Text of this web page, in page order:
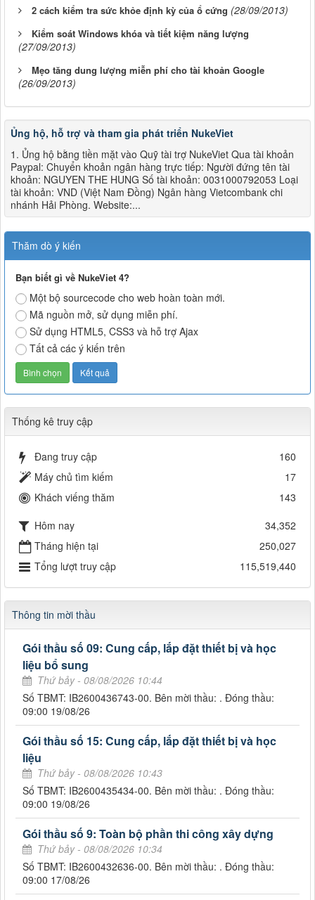
2 cách kiểm tra sức khỏe định kỳ của ổ cứng (28/09/2013)
Kiểm soát Windows khóa và tiết kiệm năng lượng
(27/09/2013)
Mẹo tăng dung lượng miễn phí cho tài khoản Google
(26/09/2013)
Ủng hộ, hỗ trợ và tham gia phát triển NukeViet
1. Ủng hộ bằng tiền mặt vào Quỹ tài trợ NukeViet Qua tài khoản
Paypal: Chuyển khoản ngân hàng trực tiếp: Người đứng tên tài
khoản: NGUYEN THE HUNG Số tài khoản: 0031000792053 Loại
tài khoản: VND (Việt Nam Đồng) Ngân hàng Vietcombank chi
nhánh Hải Phòng. Website:...
Thăm dò ý kiến
Bạn biết gì về NukeViet 4?
Một bộ sourcecode cho web hoàn toàn mới.
Mã nguồn mở, sử dụng miễn phí.
Sử dụng HTML5, CSS3 và hỗ trợ Ajax
Tất cả các ý kiến trên
Thống kê truy cập
Đang truy cập
160
Máy chủ tìm kiếm
17
Khách viếng thăm
143
Hôm nay
34,352
Tháng hiện tại
250,027
Tổng lượt truy cập
115,519,440
Thông tin mời thầu
Gói thầu số 09: Cung cấp, lắp đặt thiết bị và học
liệu bổ sung
Thứ bảy - 08/08/2026 10:44
Số TBMT: IB2600436743-00. Bên mời thầu: . Đóng thầu:
09:00 19/08/26
Gói thầu số 15: Cung cấp, lắp đặt thiết bị và học
liệu
Thứ bảy - 08/08/2026 10:43
Số TBMT: IB2600435434-00. Bên mời thầu: . Đóng thầu:
09:00 19/08/26
Gói thầu số 9: Toàn bộ phần thi công xây dựng
Thứ bảy - 08/08/2026 10:34
Số TBMT: IB2600432636-00. Bên mời thầu: . Đóng thầu:
09:00 17/08/26